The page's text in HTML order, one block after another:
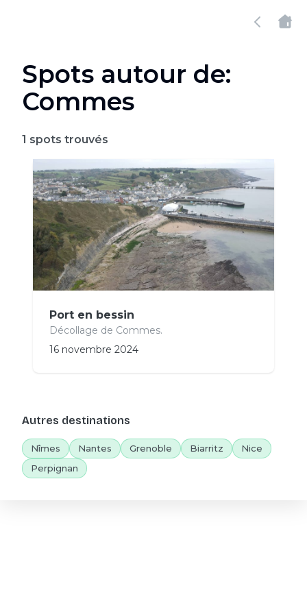
Spots autour de:
Commes
1 spots trouvés
Port en bessin
Décollage de Commes.
16 novembre 2024
Autres destinations
Nîmes Nantes Grenoble Biarritz
Nice
Perpignan